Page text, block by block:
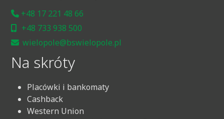
+48 17 221 48 66
+48 733 938 500
wielopole@bswielopole.pl
Na skróty
Placówki i bankomaty
Cashback
Western Union